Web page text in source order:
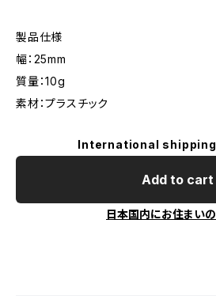
製品仕様
幅：25mm
質量：10g
素材：プラスチック
International
Add to cart
日本国内にお住まい